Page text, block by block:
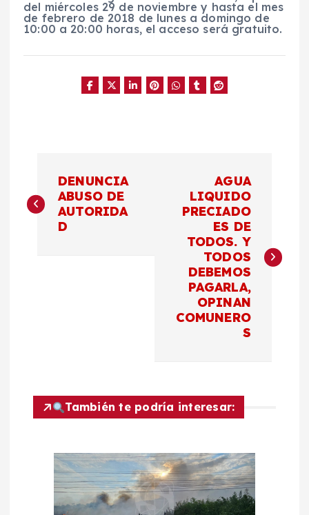
del miércoles 29 de noviembre y hasta el mes
de febrero de 2018 de lunes a domingo de
10:00 a 20:00 horas, el acceso será gratuito.
a
DENUNCIA
ABUSO DE
AUTORIDA
D
AGUA
LIQUIDO
PRECIADO
ES DE
TODOS. Y
TODOS
DEBEMOS
PAGARLA,
OPINAN
COMUNERO
S
También te podría interesar: